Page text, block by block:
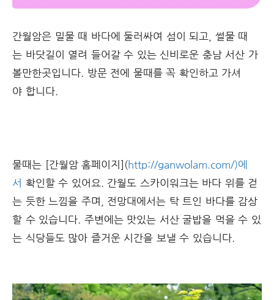
간월암은 밀물 때 바다에 둘러싸여 섬이 되고, 썰물 때
는 바닷길이 열려 들어갈 수 있는 신비로운 충남 서산 가
볼만한곳입니다. 방문 전에 물때를 꼭 확인하고 가셔
야 합니다.
물때는 [간월암 홈페이지](http://ganwolam.com/)에
서 확인할 수 있어요. 간월도 스카이워크는 바다 위를 걷
는 듯한 느낌을 주며, 전망대에서는 탁 트인 바다를 감상
할 수 있습니다. 주변에는 맛있는 서산 굴밥을 먹을 수 있
는 식당들도 많아 즐거운 시간을 보낼 수 있습니다.